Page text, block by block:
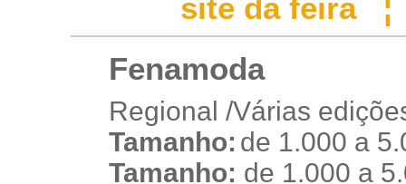
site da feira
Fenamoda
Regional /Várias
Tamanho: de 1.000 a
Tamanho: de 1.000 a